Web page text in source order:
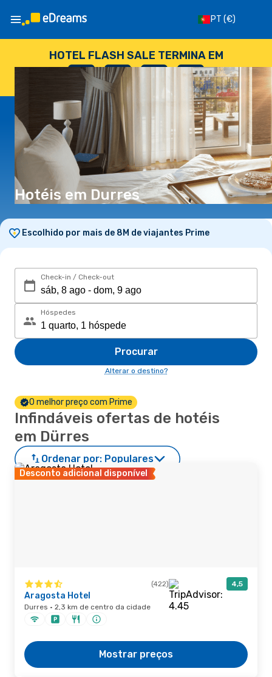
PT (€)
HOTEL FLASH SALE TERMINA EM
--
DIAS
: --
HORAS
: --
SEGUNDOS
Hotéis em Durres
Escolhido por mais de 8M de viajantes Prime
Check-in / Check-out
Hóspedes
Procurar
Alterar o destino?
O melhor preço com Prime
Infindáveis ofertas de hotéis
em Dürres
Ordenar por: Populares
Desconto adicional disponível
(422) 4,5
Aragosta Hotel
Durres · 2,3 km de centro da cidade
Mostrar preços